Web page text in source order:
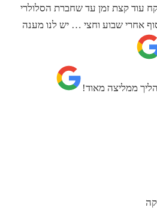
עוד קצת זמן עד שחברת הסלולרי
אחרי שבוע וחצי … יש לנו מענה
ממליצה מאוד!